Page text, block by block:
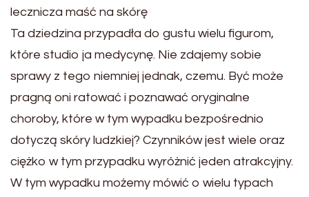
lecznicza maść na skórę
Ta dziedzina przypadła do gustu wielu figurom,
które studio ja medycynę. Nie zdajemy sobie
sprawy z tego niemniej jednak, czemu. Być może
pragną oni ratować i poznawać oryginalne
choroby, które w tym wypadku bezpośrednio
dotyczą skóry ludzkiej? Czynników jest wiele oraz
ciężko w tym przypadku wyróżnić jeden atrakcyjny.
W tym wypadku możemy mówić o wielu typach